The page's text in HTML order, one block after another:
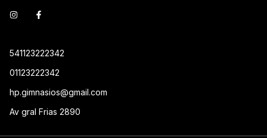
541123222342
01123222342
hp.gimnasios@gmail.com
Av gral Frias 2890